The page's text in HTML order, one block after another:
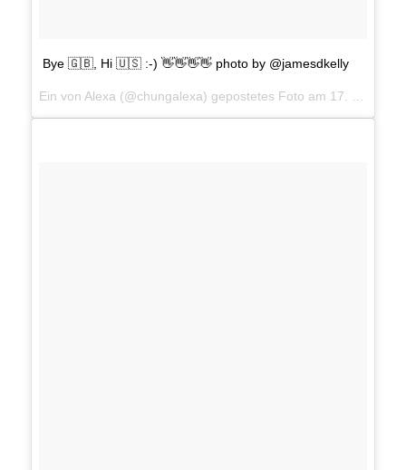
Bye 🇬🇧, Hi 🇺🇸 :-) 👋👋👋👋 photo by @jamesdkelly
Ein von Alexa (@chungalexa) gepostetes Foto am 17. Jan 2015 um 4:45 Uhr